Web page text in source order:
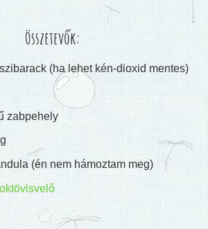
Összetevők:
(ha lehet kén-dioxid mentes)
zabpehely
(én nem hámoztam meg)